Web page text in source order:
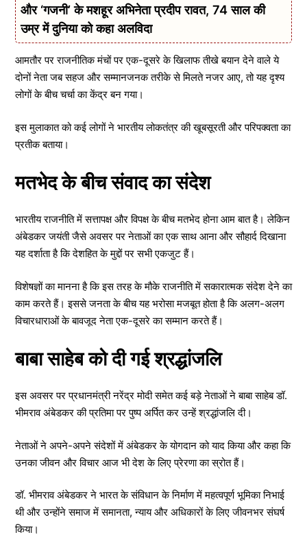
और ‘गजनी’ के मशहूर अभिनेता प्रदीप रावत, 74 साल की
उम्र में दुनिया को कहा अलविदा
आमतौर पर राजनीतिक मंचों पर एक-दूसरे के खिलाफ तीखे बयान देने वाले ये
दोनों नेता जब सहज और सम्मानजनक तरीके से मिलते नजर आए, तो यह दृश्य
लोगों के बीच चर्चा का केंद्र बन गया।
इस मुलाकात को कई लोगों ने भारतीय लोकतंत्र की खूबसूरती और परिपक्वता का
प्रतीक बताया।
मतभेद के बीच संवाद का संदेश
भारतीय राजनीति में सत्तापक्ष और विपक्ष के बीच मतभेद होना आम बात है। लेकिन
अंबेडकर जयंती जैसे अवसर पर नेताओं का एक साथ आना और सौहार्द दिखाना
यह दर्शाता है कि देशहित के मुद्दों पर सभी एकजुट हैं।
विशेषज्ञों का मानना है कि इस तरह के मौके राजनीति में सकारात्मक संदेश देने का
काम करते हैं। इससे जनता के बीच यह भरोसा मजबूत होता है कि अलग-अलग
विचारधाराओं के बावजूद नेता एक-दूसरे का सम्मान करते हैं।
बाबा साहेब को दी गई श्रद्धांजलि
इस अवसर पर प्रधानमंत्री नरेंद्र मोदी समेत कई बड़े नेताओं ने बाबा साहेब डॉ.
भीमराव अंबेडकर की प्रतिमा पर पुष्प अर्पित कर उन्हें श्रद्धांजलि दी।
नेताओं ने अपने-अपने संदेशों में अंबेडकर के योगदान को याद किया और कहा कि
उनका जीवन और विचार आज भी देश के लिए प्रेरणा का स्रोत हैं।
डॉ. भीमराव अंबेडकर ने भारत के संविधान के निर्माण में महत्वपूर्ण भूमिका निभाई
थी और उन्होंने समाज में समानता, न्याय और अधिकारों के लिए जीवनभर संघर्ष
किया।